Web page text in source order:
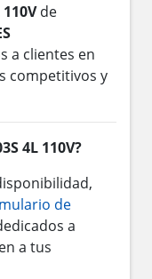
de
a clientes en
competitivos y
4L 110V?
de
a
a tus